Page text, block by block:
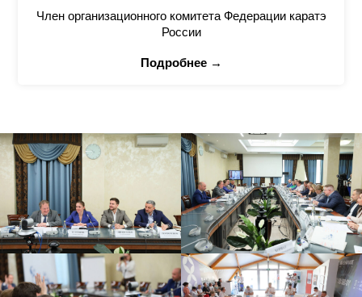
Член организационного комитета Федерации каратэ
России
Подробнее →